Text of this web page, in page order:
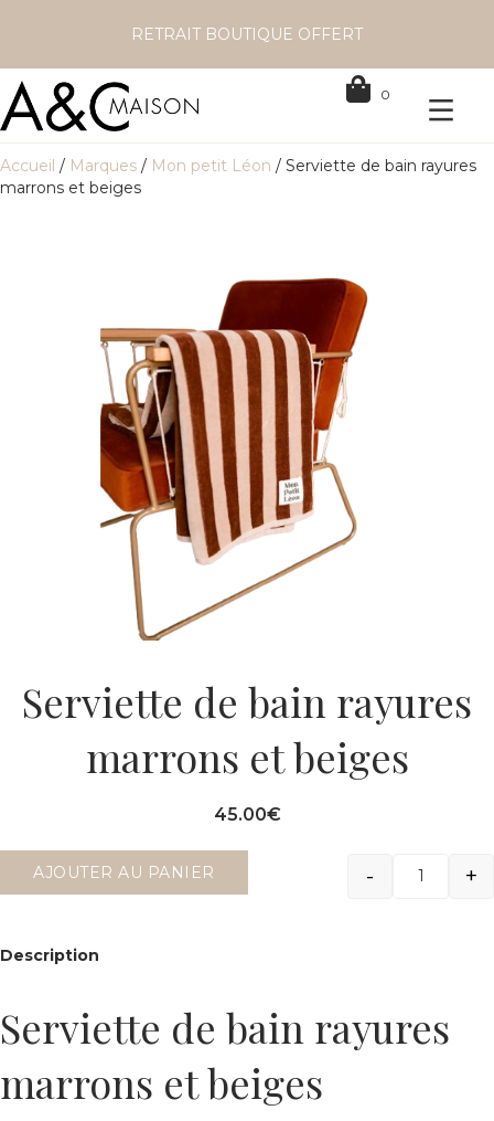
RETRAIT BOUTIQUE OFFERT
0
Accueil / Marques / Mon petit Léon / Serviette de bain rayures
marrons et beiges
Serviette de bain rayures
marrons et beiges
45.00€
- +
AJOUTER AU PANIER
Description
Serviette de bain rayures
marrons et beiges